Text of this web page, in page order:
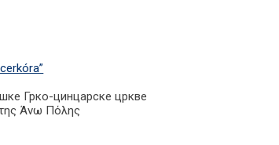
Грко-цинцарске цркве
της Άνω Πόλης